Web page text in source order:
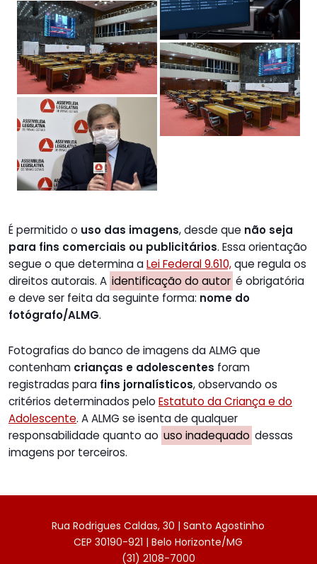
É permitido o uso das imagens, desde que não seja
para fins comerciais ou publicitários. Essa orientação
segue o que determina aLei Federal 9.610,que regula os
direitos autorais. A identificação do autor é obrigatória
e deve ser feita da seguinte forma: nome do
fotógrafo/ALMG.
Fotografias do banco de imagens da ALMG que
contenham crianças e adolescentes foram
registradas para fins jornalísticos, observando os
critérios determinados pelo Estatuto da Criança e do
Adolescente. A ALMG se isenta de qualquer
responsabilidade quanto ao uso inadequado dessas
imagens por terceiros.
Rua Rodrigues Caldas, 30 | Santo Agostinho
CEP 30190-921 | Belo Horizonte/MG
(31) 2108-7000